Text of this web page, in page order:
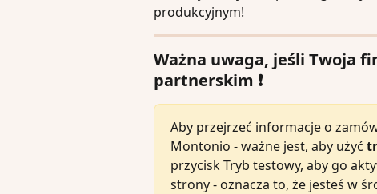
produkcyjnym!
Ważna uwaga, jeśli Twoja
partnerskim ❗️
Aby przejrzeć informacje o
Montonio - ważne jest, aby użyć
przycisk Tryb testowy, aby go
strony - oznacza to, że jesteś w